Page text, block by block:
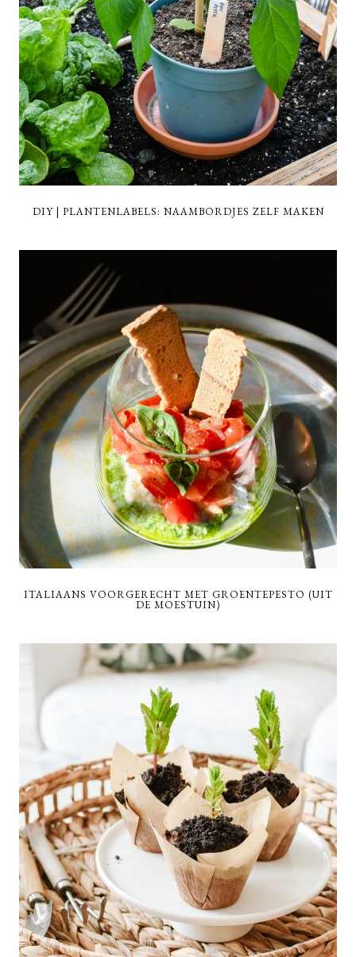
DIY | PLANTENLABELS: NAAMBORDJES ZELF MAKEN
ITALIAANS VOORGERECHT MET GROENTEPESTO (UIT
DE MOESTUIN)